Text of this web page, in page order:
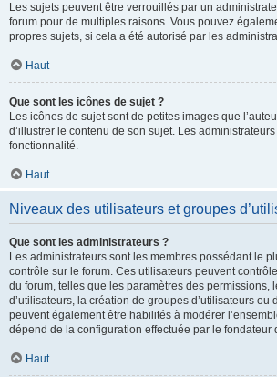
Les sujets peuvent être verrouillés par un
forum pour de multiples raisons. Vous pouvez
propres sujets, si cela a été autorisé par les
Haut
Que sont les icônes de sujet ?
Les icônes de sujet sont de petites images que
d’illustrer le contenu de son sujet. Les
fonctionnalité.
Haut
Niveaux des utilisateurs et groupes
Que sont les administrateurs ?
Les administrateurs sont les membres possédant le
contrôle sur le forum. Ces utilisateurs peuvent
du forum, telles que les paramètres des permissions,
d’utilisateurs, la création de groupes d’utilisateurs ou
peuvent également être habilités à modérer
dépend de la configuration effectuée par le fondateur
Haut